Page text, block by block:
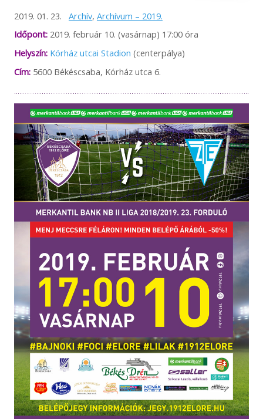
2019. 01. 23. Archív, Archívum – 2019.
Időpont:2019. február 10. (vasárnap) 17:00 óra
Helyszín: Kórház utcai Stadion (centerpálya)
Cím:5600 Békéscsaba, Kórház utca 6.